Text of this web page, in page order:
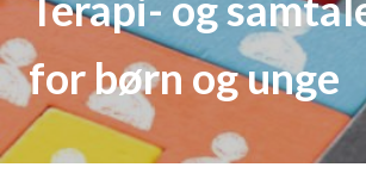
for børn og unge